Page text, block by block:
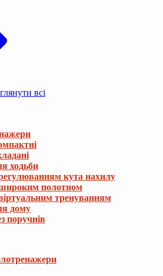
всі
ходьби
кута нахилу
широким полотном
тренуванням
дому
поручнів